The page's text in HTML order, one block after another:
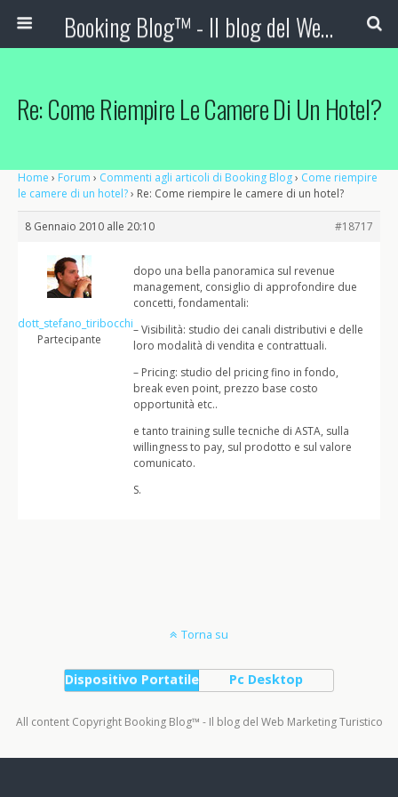
Booking Blog™ - Il blog del Web Marketing Turistico
Re: Come Riempire Le Camere Di Un Hotel?
Home › Forum › Commenti agli articoli di Booking Blog› Come riempire
le camere di un hotel?› Re: Come riempire le camere di un hotel?
8 Gennaio 2010 alle 20:10 #18717
dott_stefano_tiribocchi
Partecipante
dopo una bella panoramica sul revenue
management, consiglio di approfondire due
concetti, fondamentali:
– Visibilità: studio dei canali distributivi e delle
loro modalità di vendita e contrattuali.
– Pricing: studio del pricing fino in fondo,
break even point, prezzo base costo
opportunità etc..
e tanto training sulle tecniche di ASTA, sulla
willingness to pay, sul prodotto e sul valore
comunicato.
S.
Torna su
Dispositivo Portatile Pc Desktop
All content Copyright Booking Blog™ - Il blog del Web Marketing Turistico